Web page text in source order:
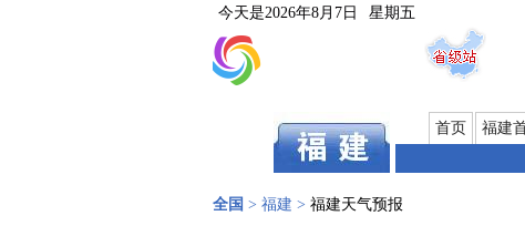
今天是2026年8月7日 星期五
首页 福建
全国 > 福建 > 福建天气预报